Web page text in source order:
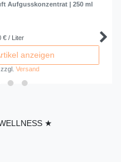
Aufgusskonzentrat | 250 ml
€ / Liter
anzeigen
zzgl.Versand
★